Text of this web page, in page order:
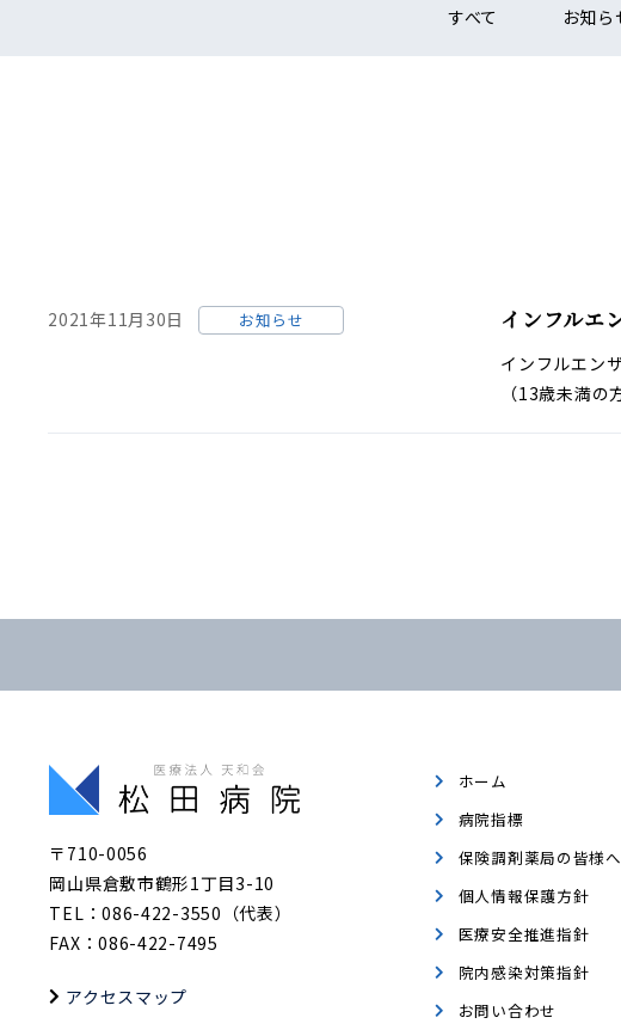
すべて お知ら
2021年11月30日 お知らせ インフルエ
インフルエン
（13歳未満
〒710-0056
岡山県倉敷市鶴形1丁目3-10
TEL：086-422-3550（代表）
FAX：086-422-7495
アクセスマップ
ホーム
病院指標
保険調剤薬局の皆様へ
個人情報保護方針
医療安全推進指針
院内感染対策指針
お問い合わせ